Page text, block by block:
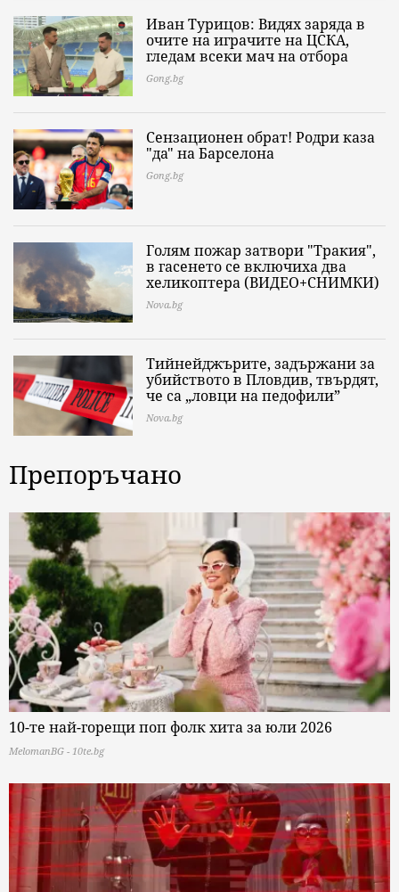
Иван Турицов: Видях заряда в
очите на играчите на ЦСКА,
гледам всеки мач на отбора
Gong.bg
Сензационен обрат! Родри каза
"да" на Барселона
Gong.bg
Голям пожар затвори "Тракия",
в гасенето се включиха два
хеликоптера (ВИДЕО+СНИМКИ)
Nova.bg
Тийнейджърите, задържани за
убийството в Пловдив, твърдят,
че са „ловци на педофили”
Nova.bg
Препоръчано
10-те най-горещи поп фолк хита за юли 2026
MelomanBG - 10te.bg